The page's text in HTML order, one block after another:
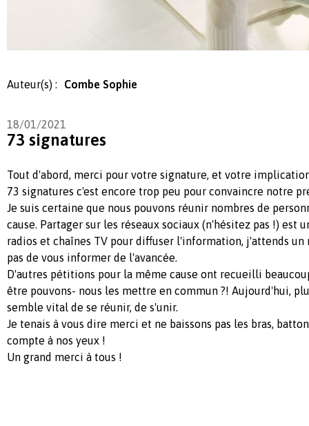
Auteur(s) : Combe Sophie
18/01/2021
73 signatures
Tout d'abord, merci pour votre signature, et votre
73 signatures c'est encore trop peu pour convaincre notre
Je suis certaine que nous pouvons réunir nombres de
cause. Partager sur les réseaux sociaux (n'hésitez pas !) est
radios et chaînes TV pour diffuser l'information, j'attends un
pas de vous informer de l'avancée.
D'autres pétitions pour la même cause ont recueilli
être pouvons- nous les mettre en commun ?! Aujourd'hui,
semble vital de se réunir, de s'unir.
Je tenais à vous dire merci et ne baissons pas les bras,
compte à nos yeux !
Un grand merci à tous !